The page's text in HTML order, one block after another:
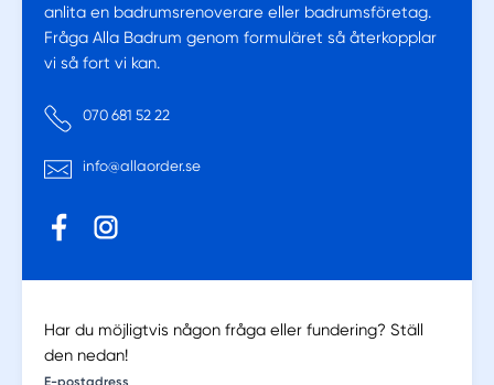
anlita en badrumsrenoverare eller badrumsföretag.
Fråga Alla Badrum genom formuläret så återkopplar
vi så fort vi kan.
Telefonnummer
070 681 52 22
E-postadress
info@allaorder.se
Har du möjligtvis någon fråga eller fundering? Ställ
den nedan!
E-postadress